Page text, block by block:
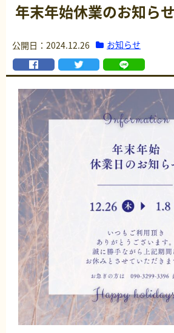
年末年始休業のお知らせ
公開日：2024.12.26 お知らせ